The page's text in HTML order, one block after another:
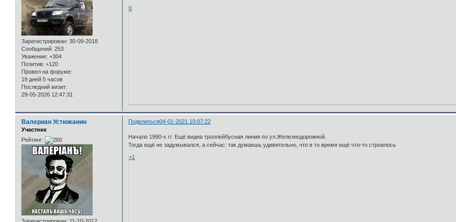
Зарегистрирован: 30-09-2018
Сообщений: 253
Уважение: +304
Позитив: +120
Провел на форуме:
19 дней 5 часов
Последний визит:
29-05-2026 12:47:31
0
Поделиться04-01-2021 10:07:22
Валериан Устюжанин
Участник
Рейтинг:
Начало 1990-х гг. Ещё видна троллейбусная линия по ул.Железнодорожной.
Тогда ещё не задумывался, а сейчас: так думаешь удивительно, что в то время ещё что-то строилось
+1